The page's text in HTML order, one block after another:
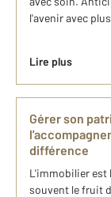
l'avenir avec
Lire plus
Gérer son
différence
L'immobilier est
souvent le fruit